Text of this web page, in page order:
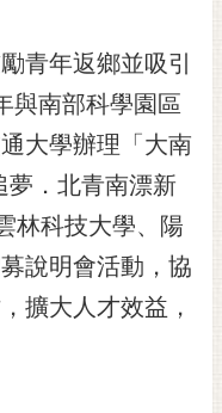
青年返鄉並吸引
與南部科學園區
大學辦理「大南
夢．北青南漂新
林科技大學、陽
說明會活動，協
擴大人才效益，